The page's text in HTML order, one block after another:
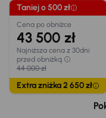
Taniej o 500 zł
Cena po obniżce
43 500 zł
Najniższa cena z 30dni
przed obniżką
44 000 zł
Extra zniżka 2 650 zł